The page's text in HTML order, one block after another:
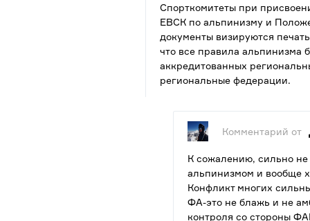
Спорткомитеты при
ЕВСК по альпинизму и
документы визируются
что все правила альпинизма
аккредитованных
региональные федерации.
Комментарий от
К сожалению, сильно
альпинизмом и вообще
Конфликт многих
ФА-это не блажь и не
контроля со стороны